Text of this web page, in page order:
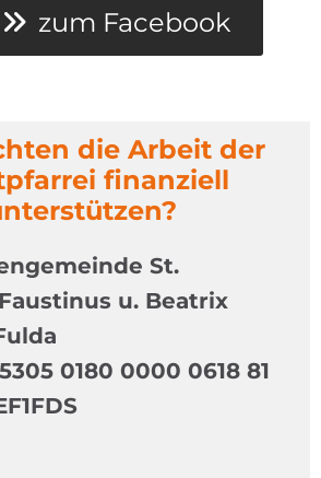
zum Facebook
die Arbeit der
finanziell
St.
u. Beatrix
0180 0000 0618 81